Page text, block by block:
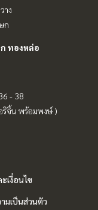
าง
ก
ทองหล่อ
- 38
ริจิ้น พร้อมพงษ์ )
เงื่อนไข
มเป็นส่วนตัว